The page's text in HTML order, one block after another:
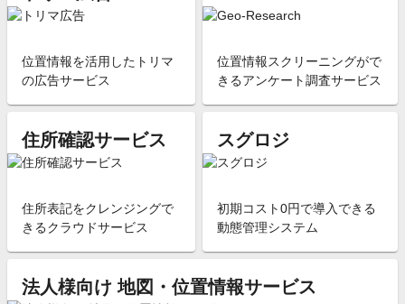
位置情報を活用したトリマ
の広告サービス
位置情報スクリーニングがで
きるアンケート調査サービス
住所確認サービス
住所表記をクレンジングで
きるクラウドサービス
スグロジ
初期コスト0円で導入できる
動態管理システム
法人様向け 地図・位置情報サービス